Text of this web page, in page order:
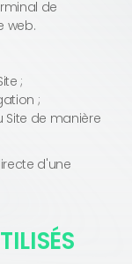
de
web.
;
;
Site de manière
d'une